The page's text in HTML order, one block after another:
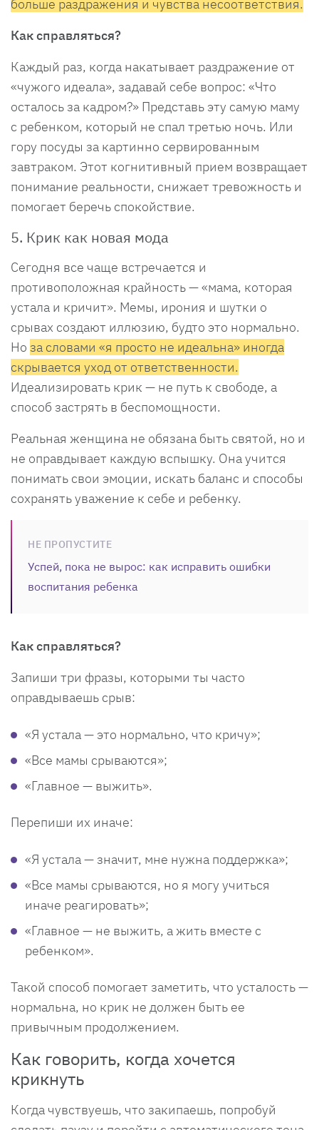
больше раздражения и чувства несоответствия.
Как справляться?
Каждый раз, когда накатывает раздражение от
«чужого идеала», задавай себе вопрос: «Что
осталось за кадром?» Представь эту самую маму
с ребенком, который не спал третью ночь. Или
гору посуды за картинно сервированным
завтраком. Этот когнитивный прием возвращает
понимание реальности, снижает тревожность и
помогает беречь спокойствие.
5. Крик как новая мода
Сегодня все чаще встречается и
противоположная крайность — «мама, которая
устала и кричит». Мемы, ирония и шутки о
срывах создают иллюзию, будто это нормально.
Но за словами «я просто не идеальна» иногда
скрывается уход от ответственности.
Идеализировать крик — не путь к свободе, а
способ застрять в беспомощности.
Реальная женщина не обязана быть святой, но и
не оправдывает каждую вспышку. Она учится
понимать свои эмоции, искать баланс и способы
сохранять уважение к себе и ребенку.
НЕ ПРОПУСТИТЕ
Успей, пока не вырос: как исправить ошибки
воспитания ребенка
Как справляться?
Запиши три фразы, которыми ты часто
оправдываешь срыв:
«Я устала — это нормально, что кричу»;
«Все мамы срываются»;
«Главное — выжить».
Перепиши их иначе:
«Я устала — значит, мне нужна поддержка»;
«Все мамы срываются, но я могу учиться
иначе реагировать»;
«Главное — не выжить, а жить вместе с
ребенком».
Такой способ помогает заметить, что усталость —
нормальна, но крик не должен быть ее
привычным продолжением.
Как говорить, когда хочется
крикнуть
Когда чувствуешь, что закипаешь, попробуй